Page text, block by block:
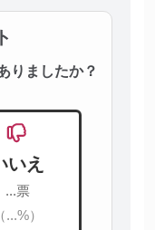
りましたか？
いえ
...票
（...%）